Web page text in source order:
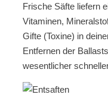
Frische Säfte liefern
Vitaminen,
Gifte (Toxine) in
Entfernen der
wesentlicher